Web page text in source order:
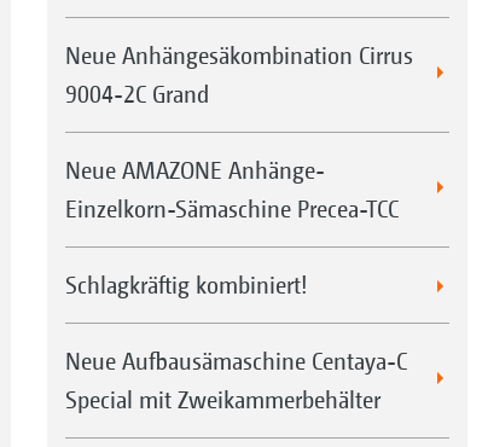
Neue Anhängesäkombination Cirrus
9004-2C Grand
Neue AMAZONE Anhänge-
Einzelkorn-Sämaschine Precea-TCC
Schlagkräftig kombiniert!
Neue Aufbausämaschine Centaya-C
Special mit Zweikammerbehälter